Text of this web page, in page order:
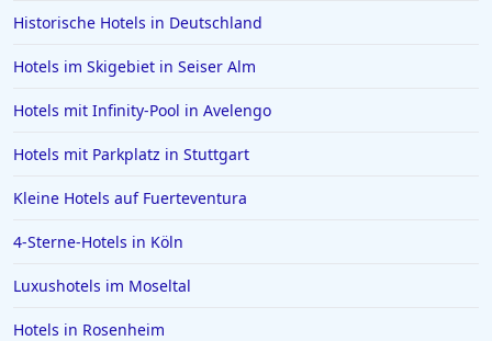
Historische Hotels in Deutschland
Hotels im Skigebiet in Seiser Alm
Hotels mit Infinity-Pool in Avelengo
Hotels mit Parkplatz in Stuttgart
Kleine Hotels auf Fuerteventura
4-Sterne-Hotels in Köln
Luxushotels im Moseltal
Hotels in Rosenheim